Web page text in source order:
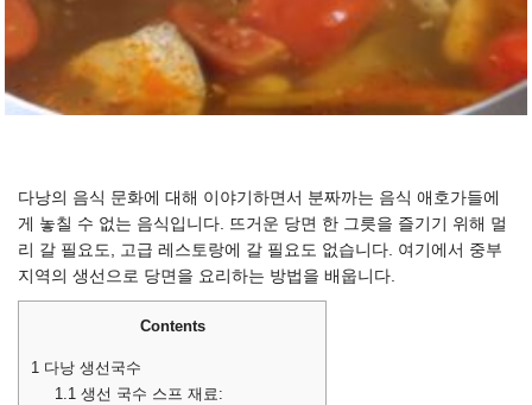
다낭의 음식 문화에 대해 이야기하면서 분짜까는 음식 애호가들에
게 놓칠 수 없는 음식입니다. 뜨거운 당면 한 그릇을 즐기기 위해 멀
리 갈 필요도, 고급 레스토랑에 갈 필요도 없습니다. 여기에서 중부
지역의 생선으로 당면을 요리하는 방법을 배웁니다.
Contents
1 다낭 생선국수
1.1생선 국수 스프 재료: